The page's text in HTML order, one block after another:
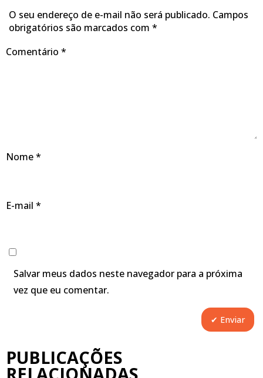
O seu endereço de e-mail não será publicado. Campos
obrigatórios são marcados com *
Comentário *
Nome*
E-mail *
Salvar meus dados neste navegador para a próxima
vez que eu comentar.
PUBLICAÇÕES